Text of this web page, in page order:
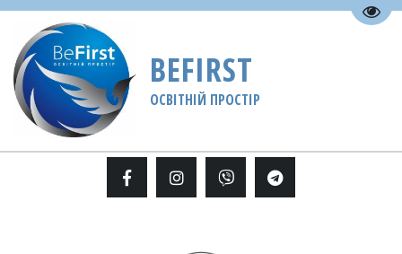
BEFIRST
ОСВІТНІЙ ПРОСТІР